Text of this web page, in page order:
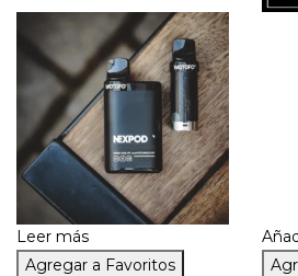
Leer más
Agregar a Favoritos